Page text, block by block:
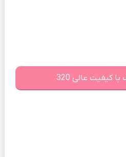
کیفیت عالی 320